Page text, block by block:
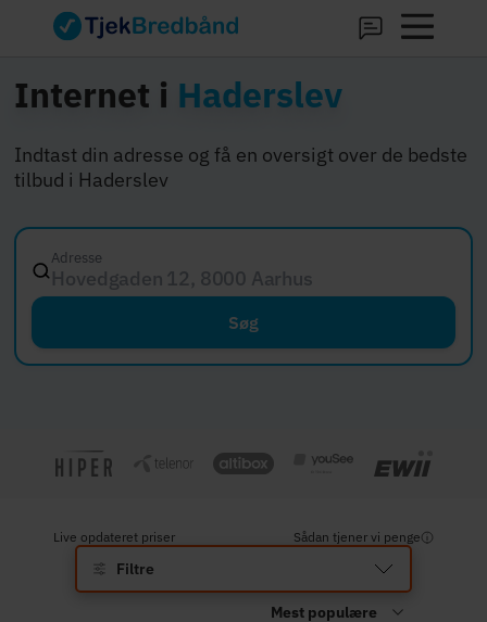
Internet i Haderslev
Indtast din adresse og få en oversigt over de bedste
tilbud i Haderslev
Adresse
Hovedgaden 12, 8000 Aarhus C
Søg
Live opdateret priser Sådan tjener vi penge
Filtre